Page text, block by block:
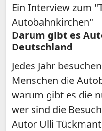
Ein Interview zum
Autobahnkirchen"
Darum gibt es
Deutschland
Jedes Jahr
Menschen die
warum gibt es die
wer sind die
Autor Ulli